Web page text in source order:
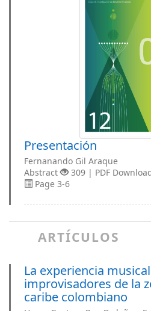
Presentación
Fernanando Gil Araque
Abstract
309 | PDF
Page 3-6
ARTÍCULOS
La experiencia
improvisadores de la
caribe colombiano